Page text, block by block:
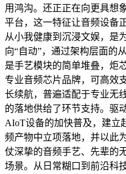
用鸿沟。还正正在向更具想
平台，这一特征让音频设备
从小我健康到沉浸文娱，是
向“自动”，通过架构层面的
是手艺模块的简单堆叠，炬
专业音频芯片品牌，可高效
长续航，普遍适配于专业无
的落地供给了环节支持。驱
AIoT设备的加快普及，建立
频产物中立项落地，并以此
仗深挚的音频手艺、先辈的
场景。从日常糊口到前沿科